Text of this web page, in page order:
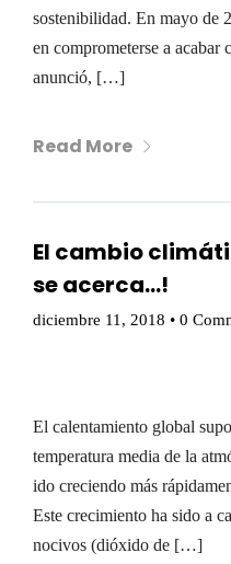
sostenibilidad. En mayo de
en comprometerse a
anunció, […]
Read More
El cambio
se acerca…!
diciembre 11, 2018 • 0
El calentamiento global
temperatura media de la
ido creciendo más
Este crecimiento ha sido a
nocivos (dióxido de […]